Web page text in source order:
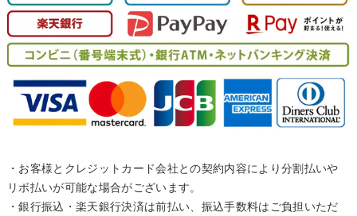
・お客様とクレジットカード会社との契約内容により分割払いや
リボ払いが可能な場合がございます。
・銀行振込・楽天銀行決済は前払い、振込手数料はご負担いただ